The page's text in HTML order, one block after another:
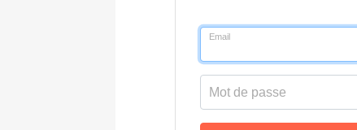
Email
Mot de passe